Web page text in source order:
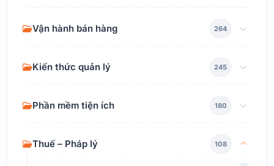
Vận hành bán hàng 264
Kiến thức quản lý 245
Phần mềm tiện ích 180
Thuế – Pháp lý 108